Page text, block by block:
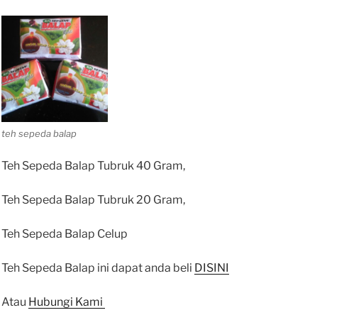
teh sepeda balap
Teh Sepeda Balap Tubruk 40 Gram,
Teh Sepeda Balap Tubruk 20 Gram,
Teh Sepeda Balap Celup
Teh Sepeda Balap ini dapat anda beli DISINI
Atau Hubungi Kami